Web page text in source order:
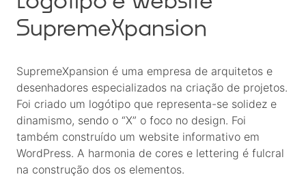
SupremeXpansion
SupremeXpansion é uma empresa de arquitetos e
desenhadores especializados na criação de projetos.
Foi criado um logótipo que representa-se solidez e
dinamismo, sendo o “X” o foco no design. Foi
também construído um website informativo em
WordPress. A harmonia de cores e lettering é fulcral
na construção dos os elementos.